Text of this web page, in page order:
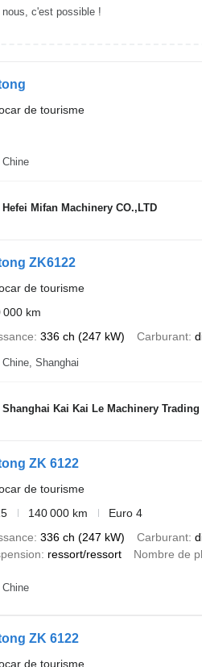
c'est possible !
de tourisme
Chine
Hefei Mifan Machinery CO.,LTD
ZK6122
de tourisme
000 km
336 ch (247 kW) Carburant
Chine, Shanghai
Shanghai Kai Kai Le Machinery
ZK 6122
de tourisme
140 000 km
Euro 4
336 ch (247 kW) Carburant
ressort/ressort Nombre de
Chine
ZK 6122
de tourisme